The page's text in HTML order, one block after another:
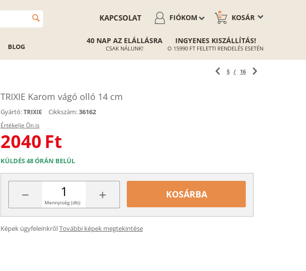
KOSÁR
0
FIÓKOM
KAPCSOLAT
BLOG
40 NAP AZ ELÁLLÁSRA
CSAK NÁLUNK!
INGYENES KISZÁLLÍTÁS!
O 15990 FT FELETTI RENDELÉS ESETÉN
5 / 16
TRIXIE Karom vágó olló 14 cm
Gyártó: TRIXIE Cikkszám:36162
Értékelje Ön is
2040 Ft
KÜLDÉS 48 ÓRÁN BELÜL
− +
Mennyiség (db):
KOSÁRBA
Képek ügyfeleinkrőlTovábbi képek megtekintése